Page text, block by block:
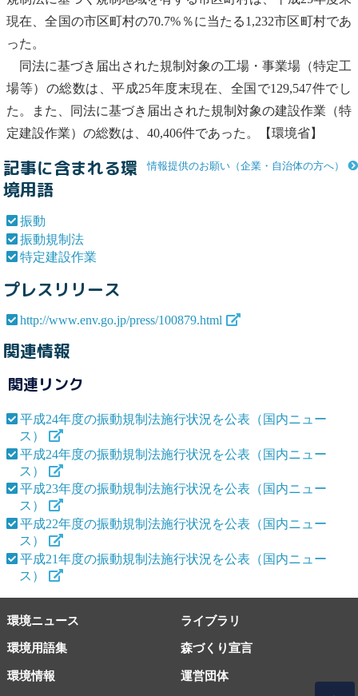
現在、全国の市区町村の70.7%％に当たる1,232市区町村であ
った。
同法に基づき届出された規制対象の工場・事業場（特定工
場等）の総数は、平成25年度末現在、全国で129,547件でし
た。また、同法に基づき届出された規制対象の建設作業（特
定建設作業）の総数は、40,406件であった。【環境省】
情報提供のお願い（企業・自治体の方へ）
記事に含まれる環
境用語
振動
振動規制法
特定建設作業
プレスリリース
http://www.env.go.jp/press/100879.html
関連情報
関連リンク
平成24年度の振動規制法施行状況を公表（国内ニュー
ス）
平成24年度の振動規制法施行状況を公表（国内ニュー
ス）
平成23年度の振動規制法施行状況を公表（国内ニュー
ス）
平成22年度の振動規制法施行状況を公表（国内ニュー
ス）
平成21年度の振動規制法施行状況を公表（国内ニュー
ス）
環境ニュース ライブラリ
環境用語集 森づくり宣言
環境情報 運営団体